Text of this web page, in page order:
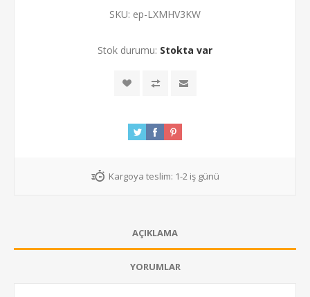
SKU: ep-LXMHV3KW
Stok durumu: Stokta var
Kargoya teslim: 1-2 iş günü
AÇIKLAMA
YORUMLAR